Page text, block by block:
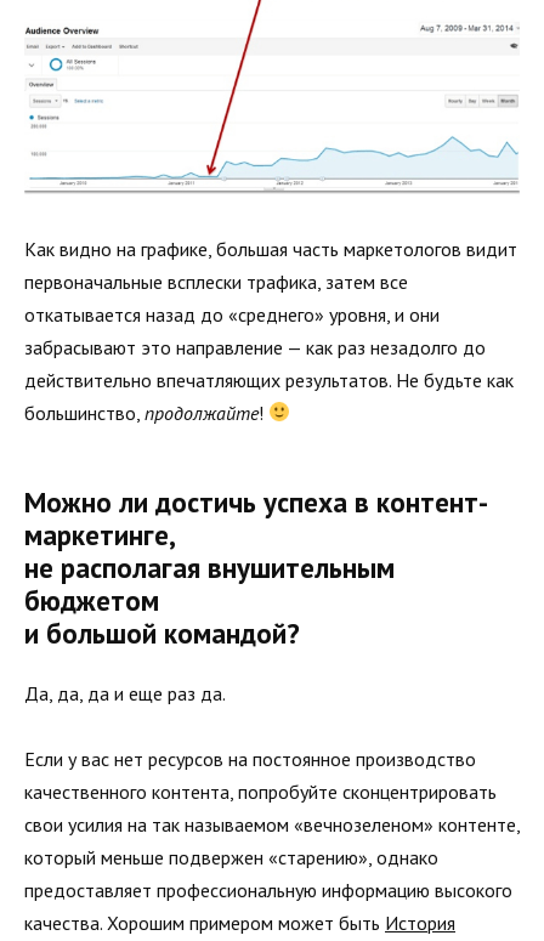
Как видно на графике, большая часть маркетологов видит
первоначальные всплески трафика, затем все
откатывается назад до «среднего» уровня, и они
забрасывают это направление — как раз незадолго до
действительно впечатляющих результатов. Не будьте как
большинство, продолжайте!
Можно ли достичь успеха в контент-
маркетинге,
не располагая внушительным
бюджетом
и большой командой?
Да, да, да и еще раз да.
Если у вас нет ресурсов на постоянное производство
качественного контента, попробуйте сконцентрировать
свои усилия на так называемом «вечнозеленом» контенте,
который меньше подвержен «старению», однако
предоставляет профессиональную информацию высокого
качества. Хорошим примером может быть История